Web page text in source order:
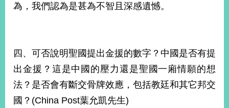
礙
明
聯
絡
們
為，我們認為是甚為不智且深感遺憾。
四、可否說明聖國提出金援的數字？中國是否有提
出金援？這是中國的壓力還是聖國一廂情願的想
法？是否會有斷交骨牌效應，包括教廷和其它邦交
國？(China Post葉允凱先生)